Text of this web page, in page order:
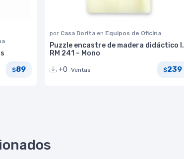
$89
por Casa Dorita en Equipos de Oficina
Puzzle encastre de madera didáctico I.
RM 241 – Mono
+0 Ventas $239